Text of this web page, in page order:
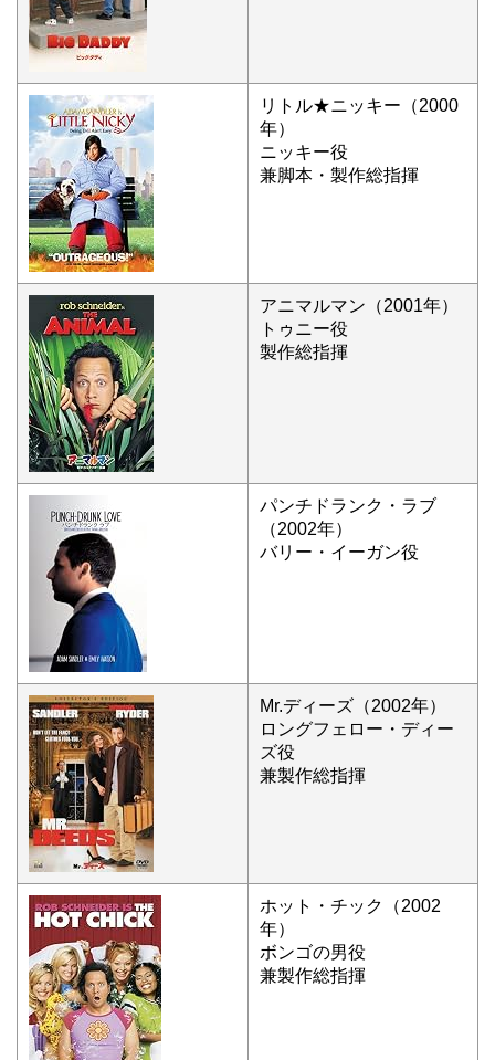
リトル★ニッキー（2000
年）
ニッキー役
兼脚本・製作総指揮
アニマルマン（2001年）
トゥニー役
製作総指揮
パンチドランク・ラブ
（2002年）
バリー・イーガン役
Mr.ディーズ（2002年）
ロングフェロー・ディー
ズ役
兼製作総指揮
ホット・チック（2002
年）
ボンゴの男役
兼製作総指揮